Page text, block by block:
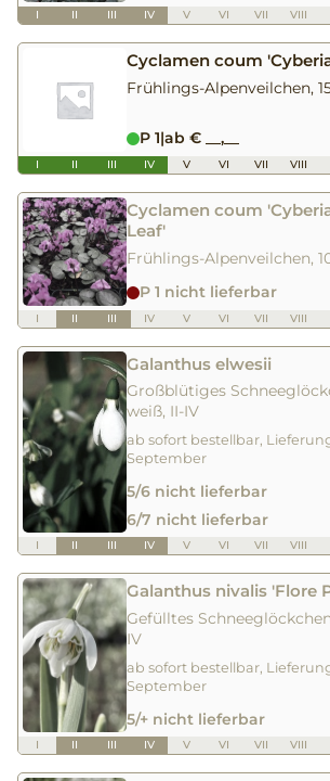
I II III IV V VI VII VIII
Cyclamen coum
Frühlings-Alpenveilchen,
P 1|ab € __,__
I II III IV V VI VII VIII
Cyclamen coum
Leaf'
Frühlings-Alpenveilchen,
P 1 nicht lieferbar
I II III IV V VI VII VIII
Galanthus elwesii
Großblütiges
weiß, II-IV
ab sofort bestellbar,
September
5/6 nicht lieferbar
6/7 nicht lieferbar
I II III IV V VI VII VIII
Galanthus nivalis 'Flore
Gefülltes
IV
ab sofort bestellbar,
September
5/+ nicht lieferbar
I II III IV V VI VII VIII